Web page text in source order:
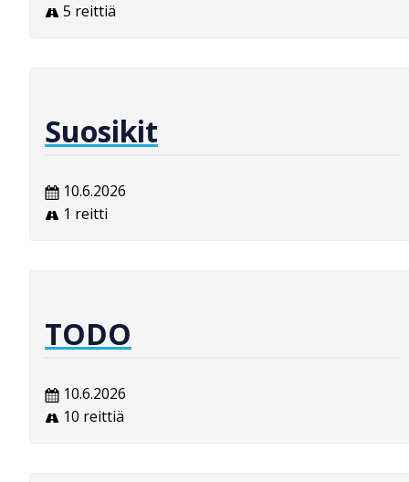
5 reittiä
Suosikit
10.6.2026
1 reitti
TODO
10.6.2026
10 reittiä